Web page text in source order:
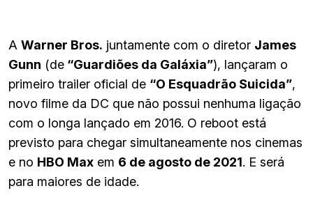
A Warner Bros. juntamente com o diretor James
Gunn (de “Guardiões da Galáxia”), lançaram o
primeiro trailer oficial de “O Esquadrão Suicida”,
novo filme da DC que não possui nenhuma ligação
com o longa lançado em 2016. O reboot está
previsto para chegar simultaneamente nos cinemas
e no HBO Max em 6 de agosto de 2021. E será
para maiores de idade.